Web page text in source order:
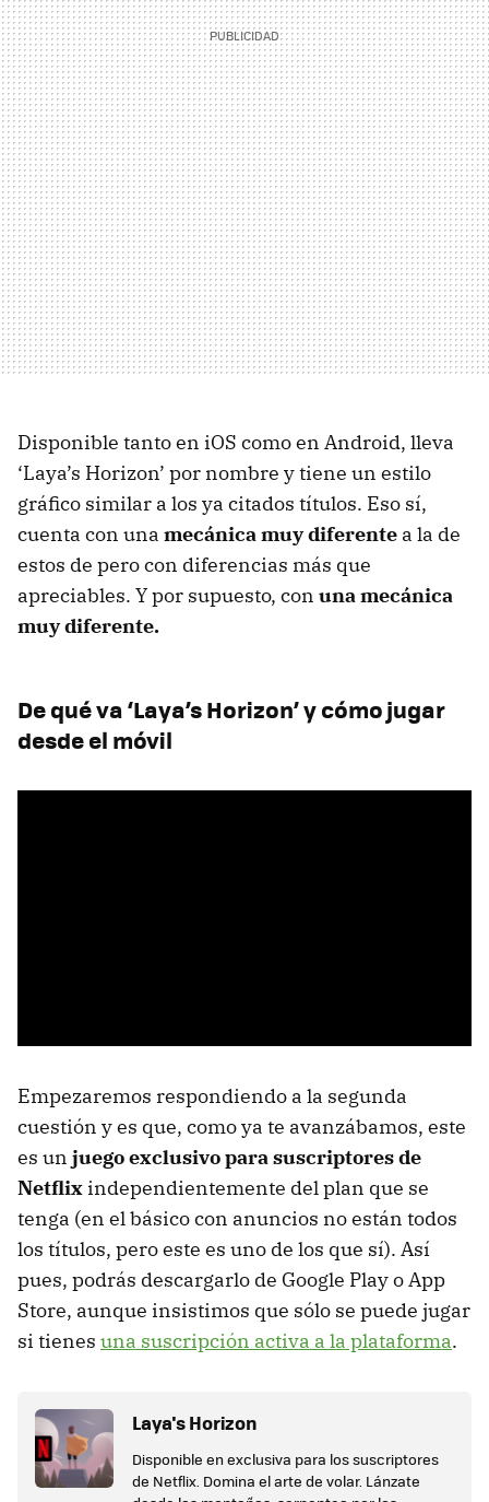
Disponible tanto en iOS como en Android, lleva
‘Laya’s Horizon’ por nombre y tiene un estilo
gráfico similar a los ya citados títulos. Eso sí,
cuenta con una mecánica muy diferente a la de
estos de pero con diferencias más que
apreciables. Y por supuesto, con una mecánica
muy diferente.
De qué va ‘Laya’s Horizon’ y cómo jugar
desde el móvil
Empezaremos respondiendo a la segunda
cuestión y es que, como ya te avanzábamos, este
es un juegoexclusivo para suscriptores de
Netflix independientemente del plan que se
tenga (en el básico con anuncios no están todos
los títulos, pero este es uno de los que sí). Así
pues, podrás descargarlo de Google Play o App
Store, aunque insistimos que sólo se puede jugar
si tienes una suscripción activa a la plataforma.
Laya's Horizon
Disponible en exclusiva para los suscriptores
de Netflix. Domina el arte de volar. Lánzate